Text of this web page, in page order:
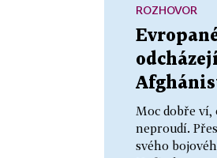
Moc dobře
neproudí.
svého
ROZHOVOR